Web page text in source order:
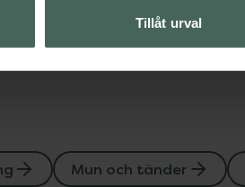
Tillåt urval
Mun och tänder